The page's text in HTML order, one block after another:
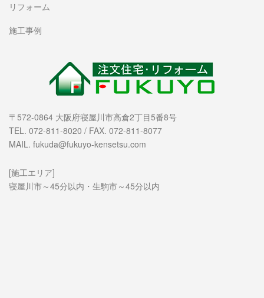
リフォーム
施工事例
〒572-0864 大阪府寝屋川市高倉2丁目5番8号
TEL. 072-811-8020 / FAX. 072-811-8077
MAIL. fukuda@fukuyo-kensetsu.com
[施工エリア]
寝屋川市～45分以内・生駒市～45分以内